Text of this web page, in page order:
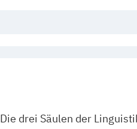
Die drei Säulen der